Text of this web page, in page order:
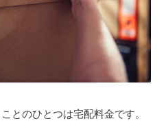
とのひとつは宅配料金です。